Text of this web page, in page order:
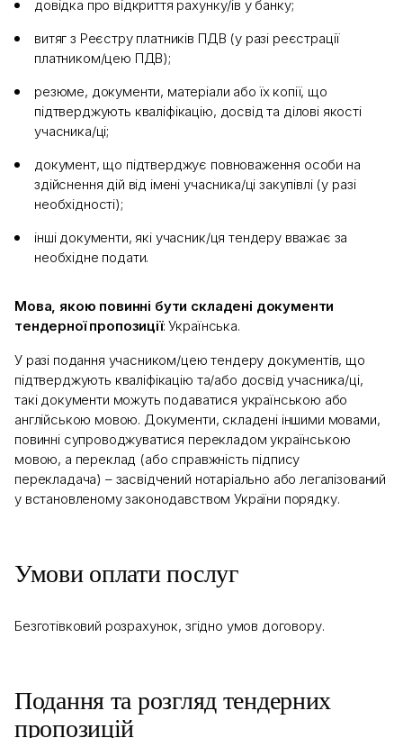
довідка про відкриття рахунку/ів у банку;
витяг з Реєстру платників ПДВ (у разі реєстрації
платником/цею ПДВ);
резюме, документи, матеріали або їх копії, що
підтверджують кваліфікацію, досвід та ділові якості
учасника/ці;
документ, що підтверджує повноваження особи на
здійснення дій від імені учасника/ці закупівлі (у разі
необхідності);
інші документи, які учасник/ця тендеру вважає за
необхідне подати.
Мова, якою повинні бути складені документи
тендерної пропозиції: Українська.
У разі подання учасником/цею тендеру документів, що
підтверджують кваліфікацію та/або досвід учасника/ці,
такі документи можуть подаватися українською або
англійською мовою. Документи, складені іншими мовами,
повинні супроводжуватися перекладом українською
мовою, а переклад (або справжність підпису
перекладача) – засвідчений нотаріально або легалізований
у встановленому законодавством України порядку.
Умови оплати послуг
Безготівковий розрахунок, згідно умов договору.
Подання та розгляд тендерних
пропозицій